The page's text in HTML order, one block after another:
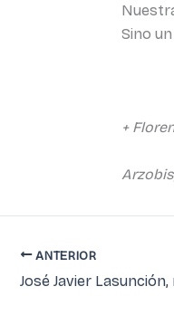
Sino
+
ANTERIOR